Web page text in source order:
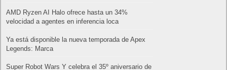
AMD Ryzen AI Halo ofrece hasta un 34%
velocidad a agentes en inferencia loca
Ya está disponible la nueva temporada de Apex
Legends: Marca
Super Robot Wars Y celebra el 35º aniversario de